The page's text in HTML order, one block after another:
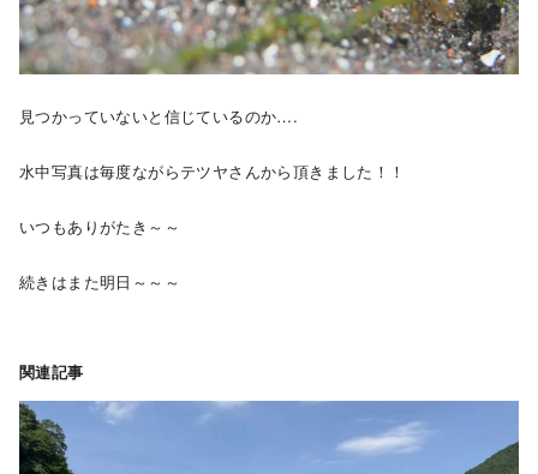
見つかっていないと信じているのか….
水中写真は毎度ながらテツヤさんから頂きました！！
いつもありがたき～～
続きはまた明日～～～
関連記事